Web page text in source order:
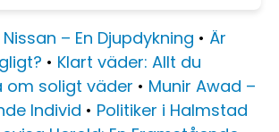
– En Djupdykning • Är
• Klart väder: Allt du
om soligt väder • Munir Awad –
Individ • Politiker i Halmstad